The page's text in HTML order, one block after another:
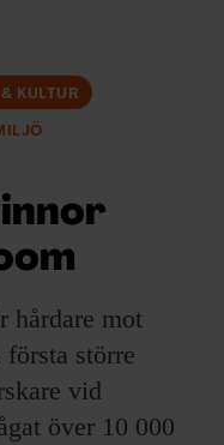
KULTUR
hårdare mot
större
vid
över 10 000